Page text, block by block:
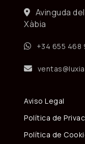
Avinguda
Xàbia
+34 655 468
Aviso Legal
Política de
Política de